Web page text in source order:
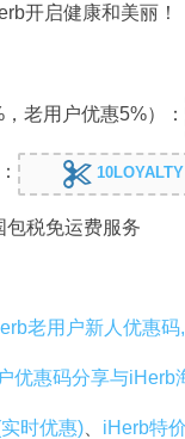
开启健康和美丽！
，老用户优惠5%）：
10LOYALTY
包税免运费服务
老用户新人优惠
优惠码分享与iHerb
时优惠) iHerb特